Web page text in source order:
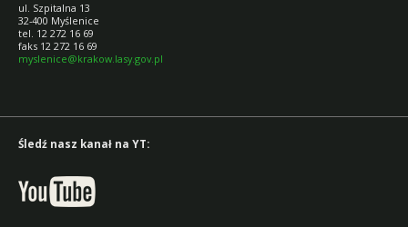
ul. Szpitalna 13
32-400 Myślenice
tel. 12 272 16 69
faks 12 272 16 69
myslenice@krakow.lasy.gov.pl
Śledź nasz kanał na YT: